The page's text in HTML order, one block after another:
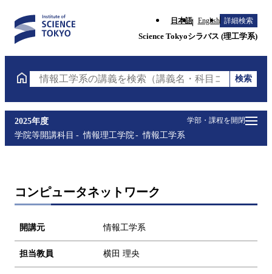
日本語 English 詳細検索
Science Tokyoシラバス (理工学系)
情報工学系の講義を検索（講義名・科目コード・担当
検索
学部・課程を開閉
2025年度
学院等開講科目
情報理工学院 情報工学系
コンピュータネットワーク
開講元 情報工学系
担当教員 横田 理央